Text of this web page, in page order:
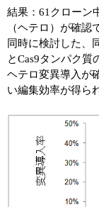
細胞選択ガイド
エピジェネティ
RNAi実験ガイド
プロトコール集
ユーザーズボイス
動画ライブラリー
結果：61クローン
（ヘテロ）が確認
同時に検討した、
とCas9タンパク
ヘテロ変異導入が
い編集効率が得ら